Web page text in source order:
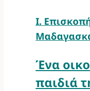
Ι.
Ένα
παιδιά